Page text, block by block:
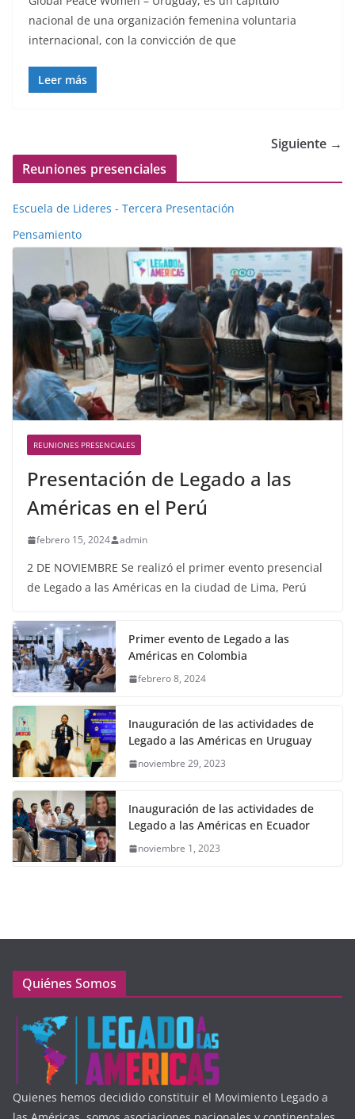
nacional de una organización femenina voluntaria
internacional, con la convicción de que
Leer más
Siguiente →
Reuniones presenciales
Escuela de Lideres - Tercera Presentación
Pensamiento
REUNIONES PRESENCIALES
Presentación de Legado a las
Américas en el Perú
febrero 15, 2024 admin
2 DE NOVIEMBRE Se realizó el primer evento presencial
de Legado a las Américas en la ciudad de Lima, Perú
Primer evento de Legado a las
Américas en Colombia
febrero 8, 2024
Inauguración de las actividades de
Legado a las Américas en Uruguay
noviembre 29, 2023
Inauguración de las actividades de
Legado a las Américas en Ecuador
noviembre 1, 2023
Quiénes Somos
Quienes hemos decidido constituir el Movimiento Legado a